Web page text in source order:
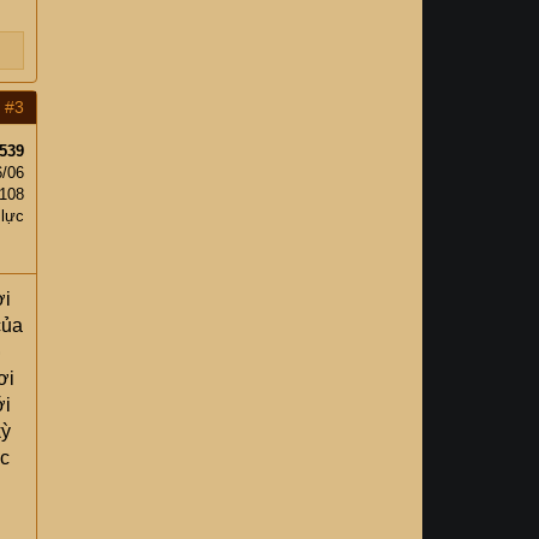
#3
06